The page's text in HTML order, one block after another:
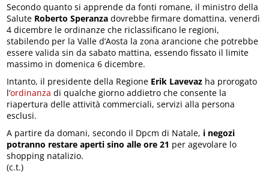
Secondo quanto si apprende da fonti romane, il ministro della
Salute Roberto Speranza dovrebbe firmare domattina, venerdì
4 dicembre le ordinanze che riclassificano le regioni,
stabilendo per la Valle d’Aosta la zona arancione che potrebbe
essere valida sin da sabato mattina, essendo fissato il limite
massimo in domenica 6 dicembre.
Intanto, il presidente della Regione Erik Lavevaz ha prorogato
l’ordinanza di qualche giorno addietro che consente la
riapertura delle attività commerciali, servizi alla persona
esclusi.
A partire da domani, secondo il Dpcm di Natale, i negozi
potranno restare aperti sino alle ore 21 per agevolare lo
shopping natalizio.
(c.t.)